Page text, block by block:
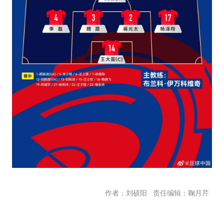
作者：刘硕阳 责任编辑：鞠月芹